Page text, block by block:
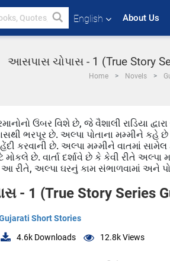
English About Us
આસપાસ ચોપાસ - 1 (True Story
Home Novels
ઉંબર વિશે છે, જે વૈશાલી રાડિયા
ભરપૂર છે. અલ્પા પોતાના મમ્મીને કહે છે
કરવાની છે. અલ્પા મમ્મીને વાતમાં
મોકલે છે. વાર્તા દર્શાવે છે કે કેવી રીતે
આ રીતે, અલ્પા ઘરનું કામ સંભાળવામાં અને
- 1 (True Story Series
Short Stories
4.6k Downloads 12.8kViews